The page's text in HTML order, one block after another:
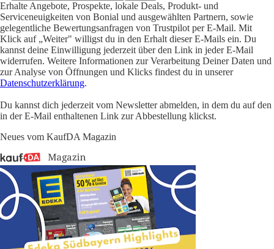
Erhalte Angebote, Prospekte, lokale Deals, Produkt- und
Serviceneuigkeiten von Bonial und ausgewählten Partnern, sowie
gelegentliche Bewertungsanfragen von Trustpilot per E-Mail. Mit
Klick auf „Weiter" willigst du in den Erhalt dieser E-Mails ein. Du
kannst deine Einwilligung jederzeit über den Link in jeder E-Mail
widerrufen. Weitere Informationen zur Verarbeitung Deiner Daten und
zur Analyse von Öffnungen und Klicks findest du in unserer
Datenschutzerklärung.
Du kannst dich jederzeit vom Newsletter abmelden, in dem du auf den
in der E-Mail enthaltenen Link zur Abbestellung klickst.
Neues vom KaufDA Magazin